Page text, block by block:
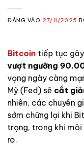
ĐĂNG VÀO 27/11/2025
Bitcoin tiếp tục
vượt ngưỡng
vọng ngày càng
Mỹ (Fed) sẽ cắt
nhiên, các chuyên
sớm chững lại khi
trọng, trong khi
ro.